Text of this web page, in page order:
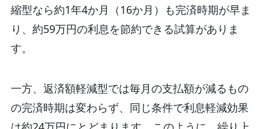
縮型なら約1年4か月（16か月）も完済時期が早ま
り、約59万円の利息を節約できる試算がありま
す。
一方、返済額軽減型では毎月の支払額が減るもの
の完済時期は変わらず、同じ条件で利息軽減効果